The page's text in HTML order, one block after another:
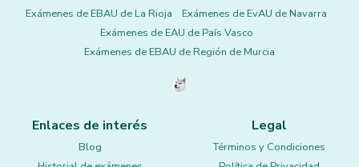
Exámenes de EBAU de La Rioja
Exámenes de EvAU de Navarra
Exámenes de EAU de País Vasco
Exámenes de EBAU de Región de Murcia
Enlaces de interés
Blog
Legal
Términos y Condiciones